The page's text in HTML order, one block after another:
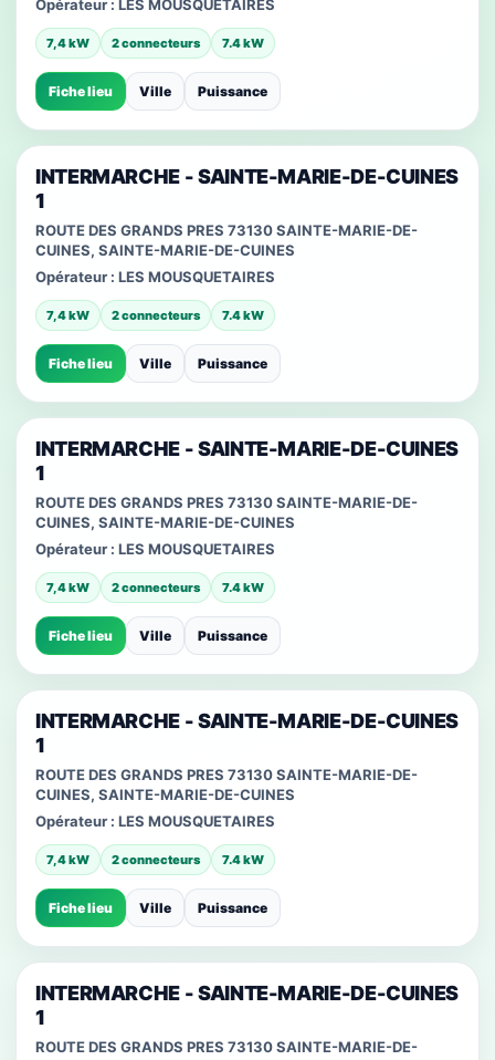
Opérateur : LES MOUSQUETAIRES
7,4 kW 2 connecteurs 7.4 kW
Fiche lieu Ville Puissance
INTERMARCHE - SAINTE-MARIE-DE-CUINES
1
ROUTE DES GRANDS PRES 73130 SAINTE-MARIE-DE-
CUINES, SAINTE-MARIE-DE-CUINES
Opérateur : LES MOUSQUETAIRES
7,4 kW 2 connecteurs 7.4 kW
Fiche lieu Ville Puissance
INTERMARCHE - SAINTE-MARIE-DE-CUINES
1
ROUTE DES GRANDS PRES 73130 SAINTE-MARIE-DE-
CUINES, SAINTE-MARIE-DE-CUINES
Opérateur : LES MOUSQUETAIRES
7,4 kW 2 connecteurs 7.4 kW
Fiche lieu Ville Puissance
INTERMARCHE - SAINTE-MARIE-DE-CUINES
1
ROUTE DES GRANDS PRES 73130 SAINTE-MARIE-DE-
CUINES, SAINTE-MARIE-DE-CUINES
Opérateur : LES MOUSQUETAIRES
7,4 kW 2 connecteurs 7.4 kW
Fiche lieu Ville Puissance
INTERMARCHE - SAINTE-MARIE-DE-CUINES
1
ROUTE DES GRANDS PRES 73130 SAINTE-MARIE-DE-